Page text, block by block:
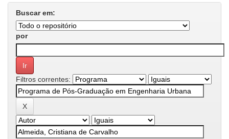
Buscar em:
por
Filtros correntes: